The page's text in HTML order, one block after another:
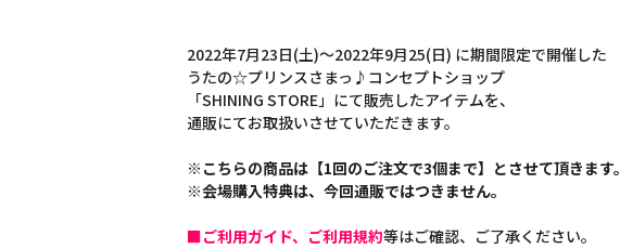
2022年7月23日(土)～2022年9月25(日) に期間限定で開催した
うたの☆プリンスさまっ♪コンセプトショップ
「SHINING STORE」にて販売したアイテムを、
通販にてお取扱いさせていただきます。
※こちらの商品は【1回のご注文で3個まで】とさせて頂きます。
※会場購入特典は、今回通販ではつきません。
■ご利用ガイド、ご利用規約等はご確認、ご了承ください。